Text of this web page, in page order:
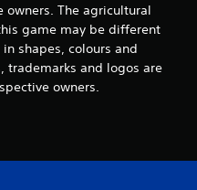
The agricultural
game may be different
shapes, colours and
trademarks and logos are
owners.